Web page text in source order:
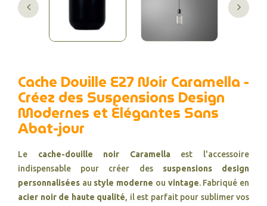
Cache Douille E27 Noir Caramella -
Créez des Suspensions Design
Modernes et Élégantes Sans
Abat-jour
Le cache-douille noir Caramellaest l'accessoire
indispensable pour créer des suspensions design
personnalisées au style moderne ou vintage. Fabriqué en
acier noir de haute qualité, il est parfait pour sublimer vos